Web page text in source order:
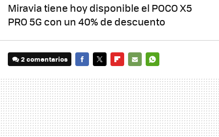
Miravia tiene hoy disponible el POCO X5
PRO 5G con un 40% de descuento
2 comentarios
MAIL